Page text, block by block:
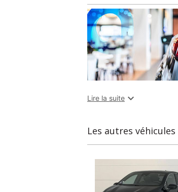
Lire la suite 
Les autres